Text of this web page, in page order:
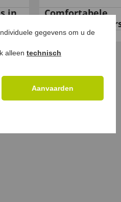
in
Comfortabele
€49,99 €29
gegevens om u de
alleen technisch
Aanvaarden